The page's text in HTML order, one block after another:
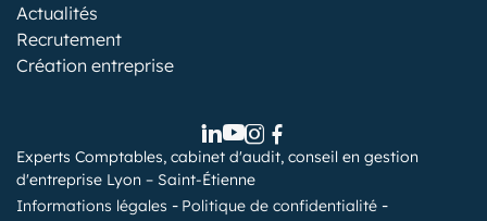
Actualités
Recrutement
Création entreprise
Experts Comptables, cabinet d'audit, conseil en gestion
d'entreprise Lyon – Saint-Étienne
Informations légales
Politique de confidentialité